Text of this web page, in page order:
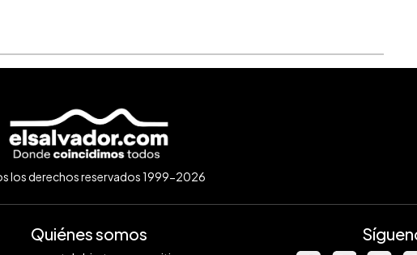
los derechos reservados 1999-2026
Quiénes somos